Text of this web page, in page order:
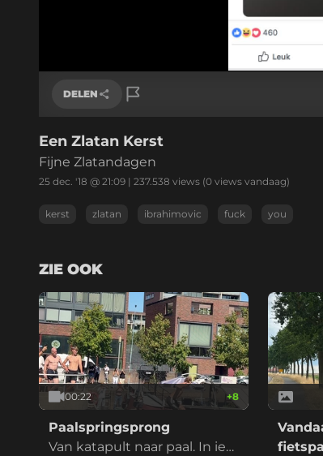
DELEN
Link kopiëren
Een Zlatan Kerst
Fijne Zlatandagen
25 dec. '18 @ 21:09 | 237.538 views (0 views vandaag)
kerst zlatan ibrahimovic fuck you
ZIE OOK
00:22 +8
Paalspringsprong
Van katapult naar paal. In ied